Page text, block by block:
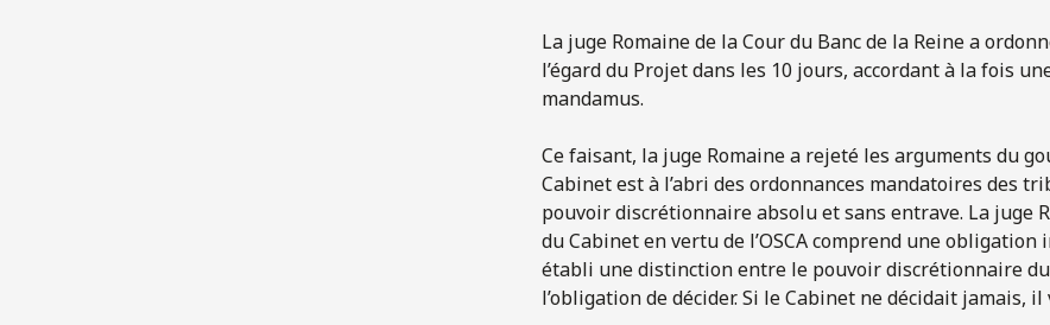
La juge Romaine de la Cour du Banc de la Reine a
l’égard du Projet dans les 10 jours, accordant à la fois
mandamus.
Ce faisant, la juge Romaine a rejeté les arguments du
Cabinet est à l’abri des ordonnances mandatoires des
pouvoir discrétionnaire absolu et sans entrave. La juge
du Cabinet en vertu de l’OSCA comprend une
établi une distinction entre le pouvoir discrétionnaire du
l’obligation de décider. Si le Cabinet ne décidait jamais,